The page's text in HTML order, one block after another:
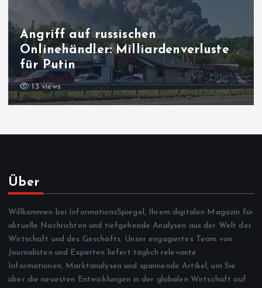
Angriff auf russischen
Onlinehändler: Milliardenverluste
für Putin
13 views
Über
Willkommen bei InformationsSpiegel, Ihrem digitalen Magazin für
aktuelle Nachrichten und tiefgehende Analysen aus der Welt der
Wirtschaft und des Geschäfts. Unser engagiertes Team von
Journalisten und Experten liefert täglich relevante
Informationen, Marktanalysen und spannende Artikel, um Sie
über die neuesten Entwicklungen in der globalen Wirtschaft auf